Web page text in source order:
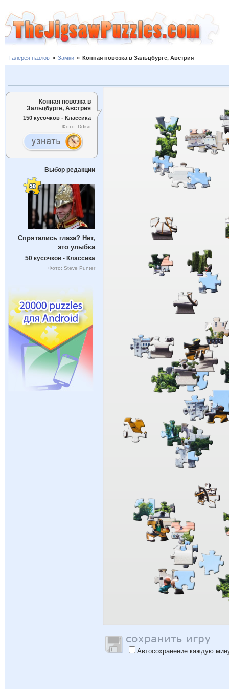
Галерея пазлов » Замки » Конная повозка в Зальцбурге, Австрия
Конная повозка в
Зальцбурге, Австрия
150 кусочков - Классика
Фото: Ddisq
Выбор редакции
Спрятались глаза? Нет,
это улыбка
50 кусочков - Классика
Фото: Steve Punter
Автосохранение каждую